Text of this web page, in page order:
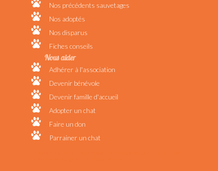
Nos précédents sauvetages
Nos adoptés
Nos disparus
Fiches conseils
Nous aider
Adhérer à l'association
Devenir bénévole
Devenir famille d'accueil
Adopter un chat
Faire un don
Parrainer un chat